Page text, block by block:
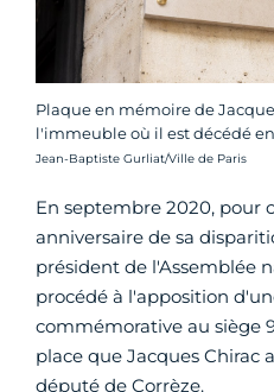
Plaque en mémoire de
l'immeuble où il est décédé en
Crédit photo :
Jean-Baptiste Gurliat/Ville de Paris
En septembre 2020, pour
anniversaire de sa
président de l'Assemblée
procédé à l'apposition
commémorative au siège
place que Jacques Chirac
député de Corrèze.